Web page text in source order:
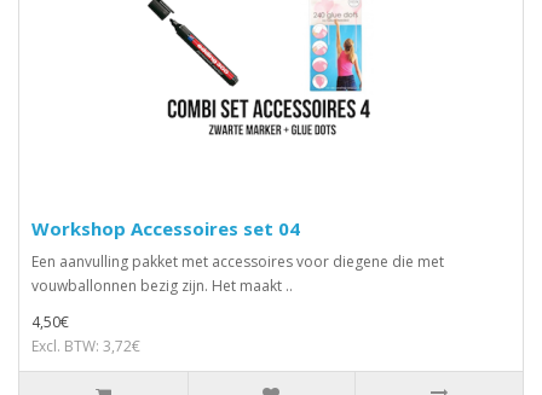
Workshop Accessoires set 04
Een aanvulling pakket met accessoires voor diegene die met
vouwballonnen bezig zijn. Het maakt ..
4,50€
Excl. BTW: 3,72€